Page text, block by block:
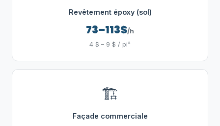
Revêtement époxy (sol)
73–113$/h
4 $ – 9 $ / pi²
🏗️
Façade commerciale